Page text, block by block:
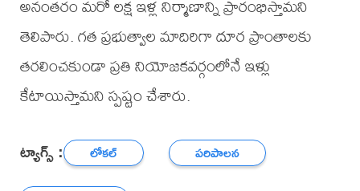
తెలిపారు. గత ప్రభుత్వాల మాదిరిగా దూర ప్రాంతాలకు
తరలించకుండా ప్రతి నియోజకవర్గంలోనే ఇళ్లు
కేటాయిస్తామని స్పష్టం చేశారు.
ట్యాగ్స్ : లోకల్
పరిపాలన